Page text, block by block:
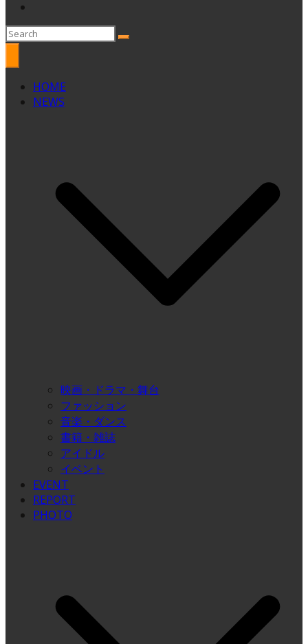
HOME
NEWS
映画・ドラマ・舞台
ファッション
音楽・ダンス
書籍・雑誌
アイドル
イベント
EVENT
REPORT
PHOTO